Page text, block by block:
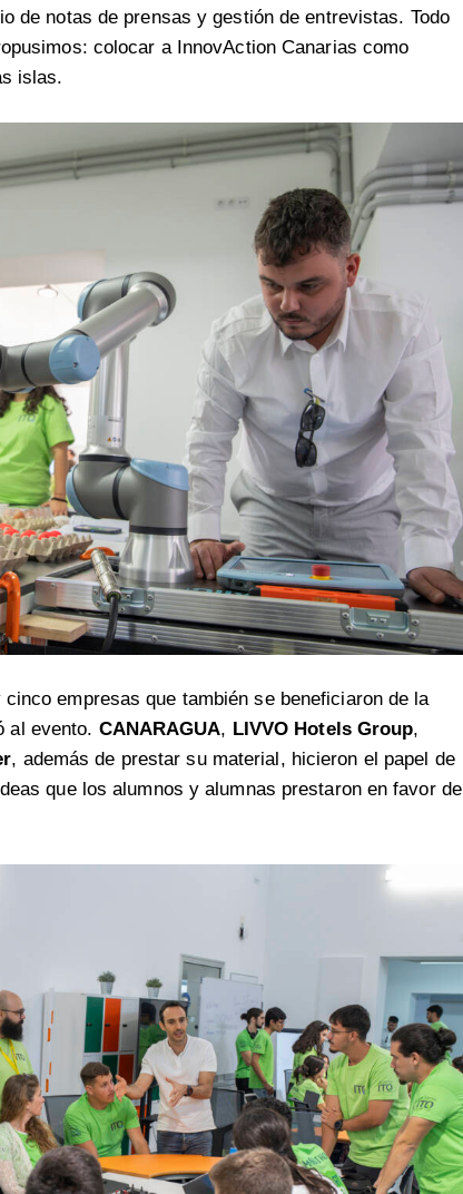
de notas de prensas y gestión de entrevistas. Todo
colocar a InnovAction Canarias como
islas.
empresas que también se beneficiaron de la
al evento. CANARAGUA, LIVVO Hotels Group,
, además de prestar su material, hicieron el papel de
que los alumnos y alumnas prestaron en favor de